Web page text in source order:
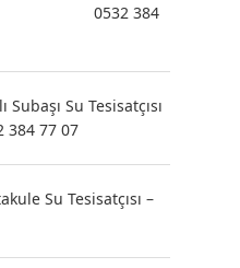
0532 384
Subaşı Su Tesisatçısı
384 77 07
Su Tesisatçısı –